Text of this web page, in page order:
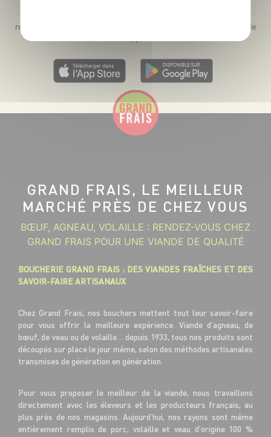
recettes gourmandes, des jeux inédits... le tout dans une seule
GRAND FRAIS, LE MEILLEUR
MARCHÉ PRÈS DE CHEZ VOUS
BŒUF, AGNEAU, VOLAILLE : RENDEZ-VOUS CHEZ
GRAND FRAIS POUR UNE VIANDE DE QUALITÉ
BOUCHERIE GRAND FRAIS : DES VIANDES FRAÎCHES ET DES
SAVOIR-FAIRE ARTISANAUX
Chez Grand Frais, nos bouchers mettent tout leur savoir-faire
pour vous offrir la meilleure expérience. Viande d’agneau, de
bœuf, de veau ou de volaille… depuis 1933, tous nos produits sont
découpés sur place le jour même, selon des méthodes artisanales
transmises de génération en génération.
Pour vous proposer le meilleur de la viande, nous travaillons
directement avec les éleveurs et les producteurs français, au
plus près de nos magasins. Aujourd’hui, nos rayons sont même
entièrement remplis de porc, volaille et veau d’origine 100 %